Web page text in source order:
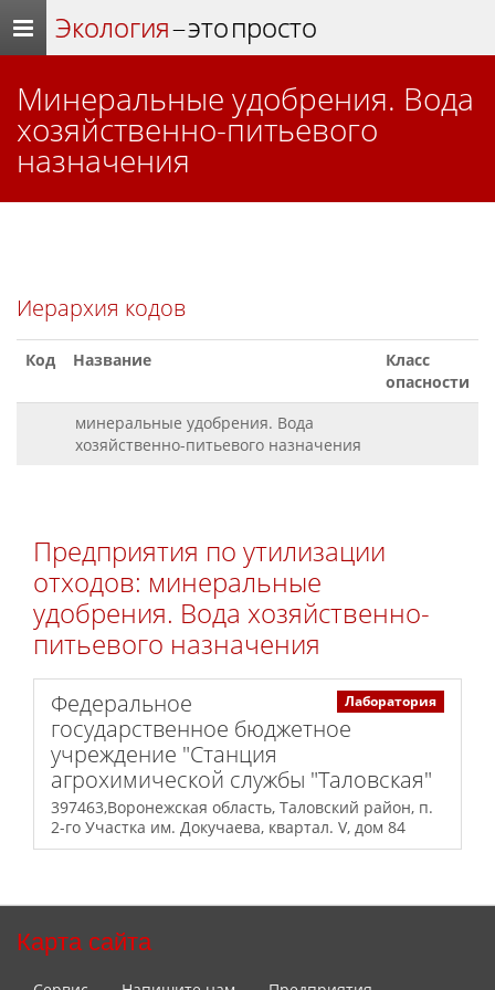
Экология– это просто
минеральные удобрения. Вода
хозяйственно-питьевого
назначения
Иерархия кодов
Код Название
Класс
опасности
минеральные удобрения. Вода
хозяйственно-питьевого назначения
Предприятия по утилизации
отходов: минеральные
удобрения. Вода хозяйственно-
питьевого назначения
Лаборатория
Федеральное
государственное бюджетное
учреждение "Станция
агрохимической службы "Таловская"
397463,Воронежская область, Таловский район, п.
2-го Участка им. Докучаева, квартал. V, дом 84
Карта сайта